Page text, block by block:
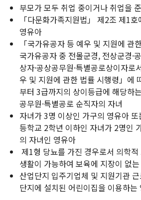
부모가 모두 취업 중이거나 취업을
「다문화가족지원법」 제2조 제1
영유아
「국가유공자 등 예우 및 지원에 관
국가유공자 중 전몰군경, 전상군경·
상자·공상공무원·특별공로상이자로
우 및 지원에 관한 법률 시행령」에
부터 3급까지의 상이등급에 해당하
공무원·특별공로 순직자의 자녀
자녀가 3명 이상인 가구의 영유아
등학교 2학년 이하인 자녀가 2명인
의 자녀인 영유아
제1형 당뇨를 가진 경우로서 의학
생활이 가능하여 보육에 지장이 없
산업단지 입주기업체 및 지원기관
단지에 설치된 어린이집을 이용하는